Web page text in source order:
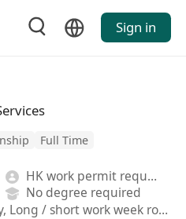
Sign in
Full Time
HK work permit required
No degree required
More than 8 hours/day, Long / short work week rotation, Hybrid,On-site,Fixed, Rotating shifts